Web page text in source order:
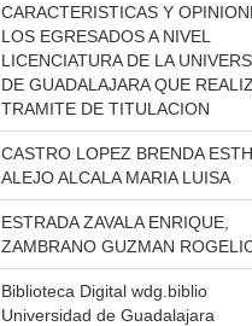
CARACTERISTICAS Y
LOS EGRESADOS A NIVEL
LICENCIATURA DE LA
DE GUADALAJARA QUE
TRAMITE DE TITULACION
CASTRO LOPEZ BRENDA
ALEJO ALCALA MARIA LUISA
ESTRADA ZAVALA ENRIQUE,
ZAMBRANO GUZMAN
Biblioteca Digital wdg.biblio
Universidad de Guadalajara